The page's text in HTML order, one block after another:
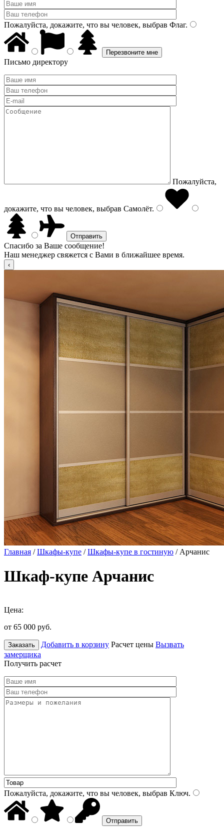
Пожалуйста, докажите, что вы человек, выбрав Флаг.
Письмо директору
Пожалуйста,
докажите, что вы человек, выбрав Самолёт.
Спасибо за Ваше сообщение!
Наш менеджер свяжется с Вами в ближайшее время.
Главная /Шкафы-купе /Шкафы-купе в гостиную / Арчанис
Шкаф-купе Арчанис
Цена:
от 65 000 руб.
Заказать Добавить в корзину Расчет цены Вызвать
замерщика
Получить расчет
Пожалуйста, докажите, что вы человек, выбрав Ключ.